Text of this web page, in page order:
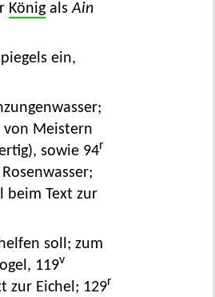
KönigalsAin
ein,
von Meistern
sowie 94r
beim Text zur
soll; zum
119v
zur Eichel; 129r